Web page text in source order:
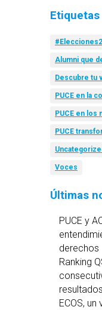
Etiquetas
Alumni que
Descubre tu
PUCE en la
PUCE en los
PUCE
Voces
Últimas
PUCE y
derechos
Ranking
ECOS,